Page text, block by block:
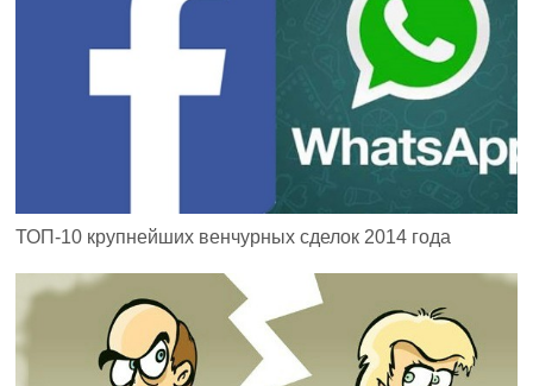
ТОП-10 крупнейших венчурных сделок 2014 года